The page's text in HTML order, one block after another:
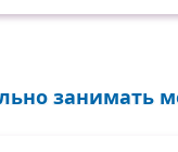
занимать